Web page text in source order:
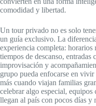
comodidad y libertad.
Un tour privado no es solo
un guía exclusivo. La
experiencia completa: horarios
tiempos de descanso, entradas
improvisación y
grupo pueda enfocarse en
más cuando viajan familias
celebrar algo especial,
llegan al país con pocos días y